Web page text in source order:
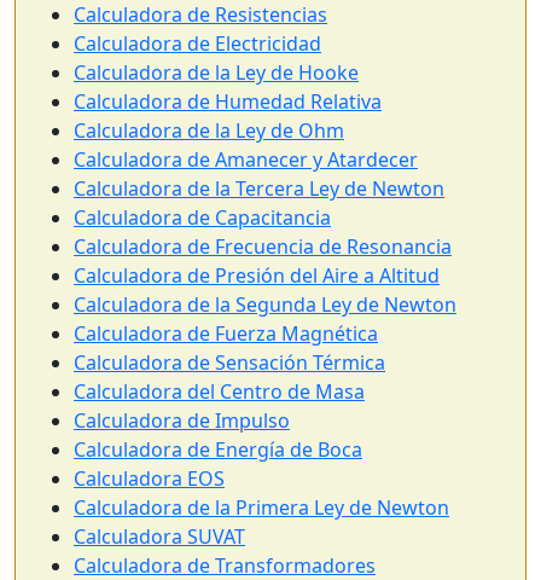
Calculadora de Resistencias
Calculadora de Electricidad
Calculadora de la Ley de Hooke
Calculadora de Humedad Relativa
Calculadora de la Ley de Ohm
Calculadora de Amanecer y Atardecer
Calculadora de la Tercera Ley de Newton
Calculadora de Capacitancia
Calculadora de Frecuencia de Resonancia
Calculadora de Presión del Aire a Altitud
Calculadora de la Segunda Ley de Newton
Calculadora de Fuerza Magnética
Calculadora de Sensación Térmica
Calculadora del Centro de Masa
Calculadora de Impulso
Calculadora de Energía de Boca
Calculadora EOS
Calculadora de la Primera Ley de Newton
Calculadora SUVAT
Calculadora de Transformadores